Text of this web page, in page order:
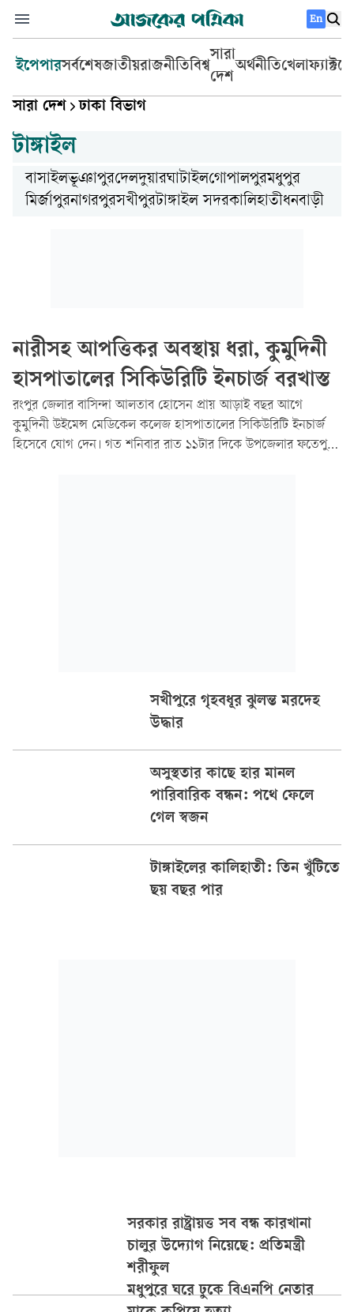
En
ইপেপারসর্বশেষজাতীয়রাজনীতিবিশ্ব
সারা
দেশ
অর্থনীতিখেলা
সারা দেশ ঢাকা বিভাগ
টাঙ্গাইল
বাসাইলভূঞাপুরদেলদুয়ারঘাটাইলগোপালপুরমধুপুর
মির্জাপুরনাগরপুরসখীপুরটাঙ্গাইল সদরকালিহাতীধনবাড়ী
নারীসহ আপত্তিকর অবস্থায় ধরা, কুমুদিনী
হাসপাতালের সিকিউরিটি ইনচার্জ বরখাস্ত
রংপুর জেলার বাসিন্দা আলতাব হোসেন প্রায় আড়াই বছর আগে
কুমুদিনী উইমেন্স মেডিকেল কলেজ হাসপাতালের সিকিউরিটি ইনচার্জ
হিসেবে যোগ দেন। গত শনিবার রাত ১১টার দিকে উপজেলার ফতেপুর
সখীপুরে গৃহবধূর ঝুলন্ত মরদেহ
উদ্ধার
অসুস্থতার কাছে হার মানল
পারিবারিক বন্ধন: পথে ফেলে
গেল স্বজন
টাঙ্গাইলের কালিহাতী: তিন খুঁটিতে
ছয় বছর পার
সরকার রাষ্ট্রায়ত্ত সব বন্ধ কারখানা
চালুর উদ্যোগ নিয়েছে: প্রতিমন্ত্রী
শরীফুল
মধুপুরে ঘরে ঢুকে বিএনপি নেতার